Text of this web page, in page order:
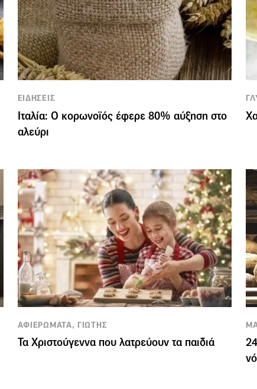
ΕΙΔΗΣΕΙΣ
Ιταλία: Ο κορωνοϊός έφερε 80% αύξηση στο
αλεύρι
ΑΦΙΕΡΩΜΑΤΑ, ΓΙΩΤΗΣ
Τα Χριστούγεννα που λατρεύουν τα παιδιά